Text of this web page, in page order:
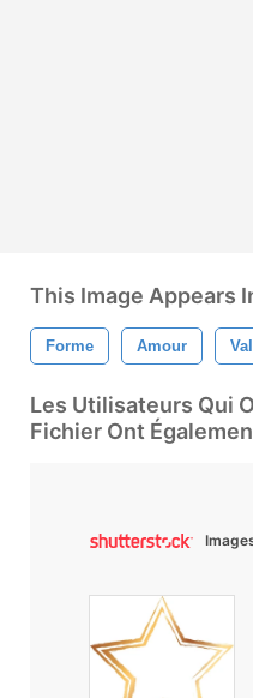
This Image Appears
Forme Amour
Les Utilisateurs Qui
Fichier Ont